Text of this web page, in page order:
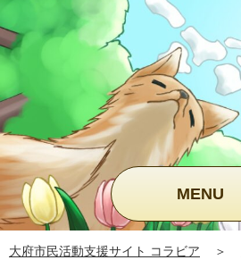
MENU
大府市民活動支援サイト コラビア ＞